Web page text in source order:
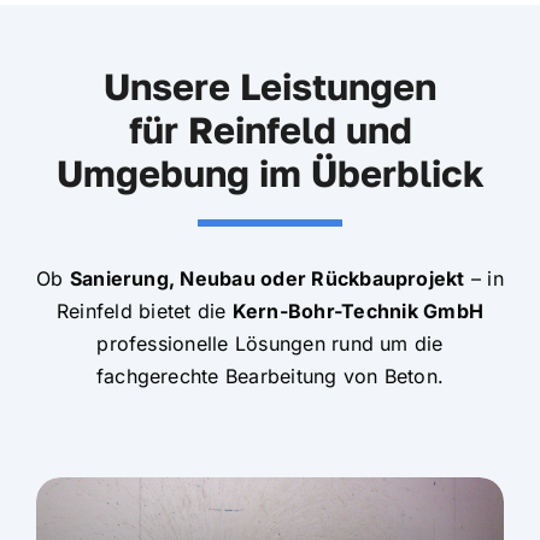
Unsere Leistungen
für Reinfeld und
Umgebung im Überblick
Ob Sanierung, Neubau oder Rückbauprojekt – in
Reinfeld bietet die Kern-Bohr-Technik GmbH
professionelle Lösungen rund um die
fachgerechte Bearbeitung von Beton.